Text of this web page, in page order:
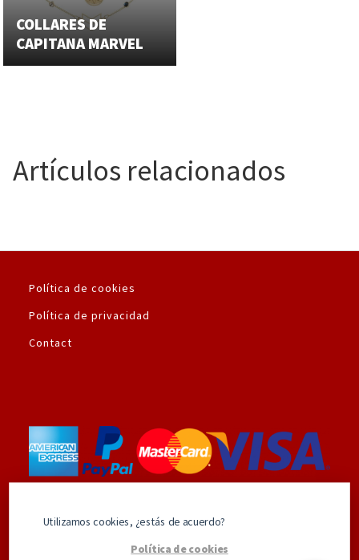
COLLARES DE
CAPITANA MARVEL
Artículos relacionados
Política de cookies
Política de privacidad
Contact
Utilizamos cookies, ¿estás de acuerdo?
Política de cookies